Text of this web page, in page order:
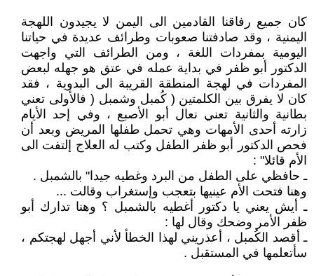
كان جميع رفاقنا القادمين الى اليمن لا يجيدون اللهجة
اليمنية ، وقد صادفتنا صعوبات وطرائف عديدة في حياتنا
اليومية بمفردات اللغة ، ومن الطرائف التي واجهت
الدكتور أبو ظفر في بداية عمله في عتق هو جهله لبعض
المفردات في لهجة المنطقة القريبة الى البدوية ، فقد
كان لا يفرق بين الكلمتين ( كُمبل وشمبل ( فالأولى تعني
بطانية والثانية تعني نعال أبو الأصبع ، وفي إحد الأيام
زارته أحدى الأمهات وهي تحمل طفلها المريض وبعد أن
فحص الدكتور أبو ظفر الطفل وكتب له العلاج إلتفت الى
الأم قائلا" :
ـ حافظي على الطفل من البرد وغطيه جيدا" بالشمبل .
وهنا فتحت الأم عينيها بتعجب وإستغراب وقالت ...
ـ أيش يعني يا دكتور أغطيه بالشمبل ؟ وهنا تدارك أبو
ظفر الأمر وضحك وقال لها :
ـ أقصد الكُمبل ، أعذريني لهذا الخطأ لأني أجهل لهجتكم ،
سأتعلمها في المستقبل .